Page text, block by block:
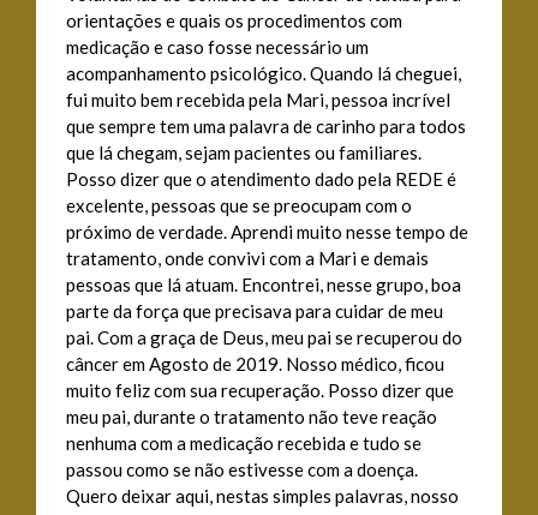
orientações e quais os procedimentos com
medicação e caso fosse necessário um
acompanhamento psicológico. Quando lá cheguei,
fui muito bem recebida pela Mari, pessoa incrível
que sempre tem uma palavra de carinho para todos
que lá chegam, sejam pacientes ou familiares.
Posso dizer que o atendimento dado pela REDE é
excelente, pessoas que se preocupam com o
próximo de verdade. Aprendi muito nesse tempo de
tratamento, onde convivi com a Mari e demais
pessoas que lá atuam. Encontrei, nesse grupo, boa
parte da força que precisava para cuidar de meu
pai. Com a graça de Deus, meu pai se recuperou do
câncer em Agosto de 2019. Nosso médico, ficou
muito feliz com sua recuperação. Posso dizer que
meu pai, durante o tratamento não teve reação
nenhuma com a medicação recebida e tudo se
passou como se não estivesse com a doença.
Quero deixar aqui, nestas simples palavras, nosso